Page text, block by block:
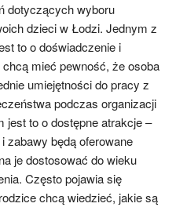
dotyczących wyboru
dzieci w Łodzi. Jednym z
to o doświadczenie i
mieć pewność, że osoba
umiejętności do pracy z
podczas organizacji
jest to o dostępne atrakcje –
zabawy będą oferowane
je dostosować do wieku
Często pojawia się
chcą wiedzieć, jakie są